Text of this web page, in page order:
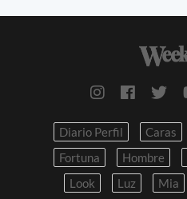
Diario Perfil Caras
Fortuna
Hombre
Look
Luz Mia